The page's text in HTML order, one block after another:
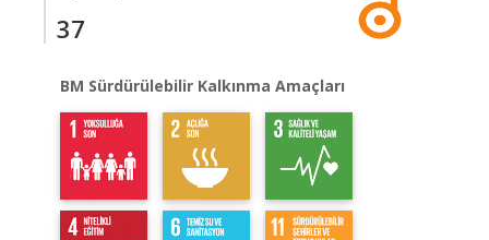
37
BM Sürdürülebilir Kalkınma Amaçları